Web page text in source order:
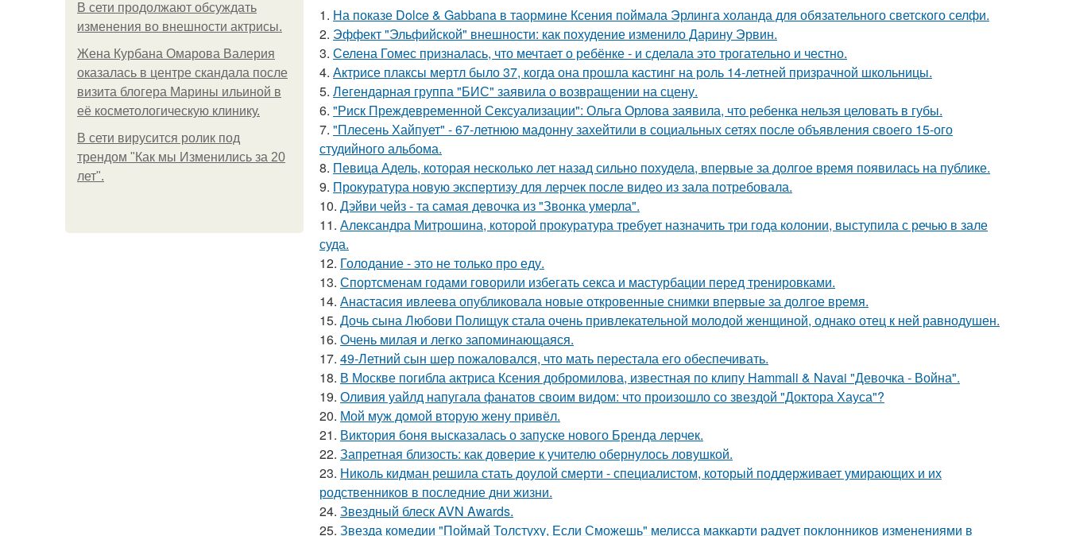
В сети продолжают обсуждать
изменения во внешности актрисы.
Жена Курбана Омарова Валерия
оказалась в центре скандала после
визита блогера Марины ильиной в
её косметологическую клинику.
В сети вирусится ролик под
трендом "Как мы Изменились за 20
лет".
1. На показе Dolce & Gabbana в таормине Ксения поймала Эрлинга холанда для обязательного светского селфи.
2. Эффект "Эльфийской" внешности: как похудение изменило Дарину Эрвин.
3. Селена Гомес призналась, что мечтает о ребёнке - и сделала это трогательно и честно.
4. Актрисе плаксы мертл было 37, когда она прошла кастинг на роль 14-летней призрачной школьницы.
5. Легендарная группа "БИС" заявила о возвращении на сцену.
6. "Риск Преждевременной Сексуализации": Ольга Орлова заявила, что ребенка нельзя целовать в губы.
7. "Плесень Хайпует" - 67-летнюю мадонну захейтили в социальных сетях после объявления своего 15-ого
студийного альбома.
8. Певица Адель, которая несколько лет назад сильно похудела, впервые за долгое время появилась на публике.
9. Прокуратура новую экспертизу для лерчек после видео из зала потребовала.
10. Дэйви чейз - та самая девочка из "Звонка умерла".
11. Александра Митрошина, которой прокуратура требует назначить три года колонии, выступила с речью в зале
суда.
12. Голодание - это не только про еду.
13. Спортсменам годами говорили избегать секса и мастурбации перед тренировками.
14. Анастасия ивлеева опубликовала новые откровенные снимки впервые за долгое время.
15. Дочь сына Любови Полищук стала очень привлекательной молодой женщиной, однако отец к ней равнодушен.
16. Очень милая и легко запоминающаяся.
17. 49-Летний сын шер пожаловался, что мать перестала его обеспечивать.
18. В Москве погибла актриса Ксения добромилова, известная по клипу Hammali & Navai "Девочка - Война".
19. Оливия уайлд напугала фанатов своим видом: что произошло со звездой "Доктора Хауса"?
20. Мой муж домой вторую жену привёл.
21. Виктория боня высказалась о запуске нового Бренда лерчек.
22. Запретная близость: как доверие к учителю обернулось ловушкой.
23. Николь кидман решила стать доулой смерти - специалистом, который поддерживает умирающих и их
родственников в последние дни жизни.
24. Звездный блеск AVN Awards.
25. Звезда комедии "Поймай Толстуху, Если Сможешь" мелисса маккарти радует поклонников изменениями в